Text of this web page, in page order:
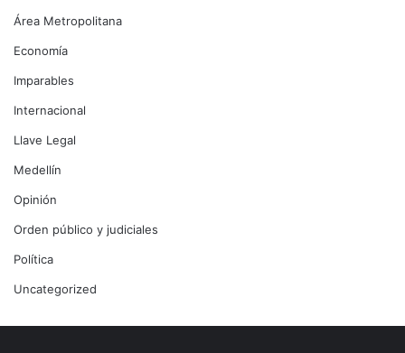
Área Metropolitana
Economía
Imparables
Internacional
Llave Legal
Medellín
Opinión
Orden público y judiciales
Política
Uncategorized